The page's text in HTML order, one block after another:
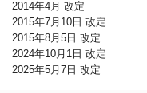
2014年4月 改定
2015年7月10日 改定
2015年8月5日 改定
2024年10月1日 改定
2025年5月7日 改定